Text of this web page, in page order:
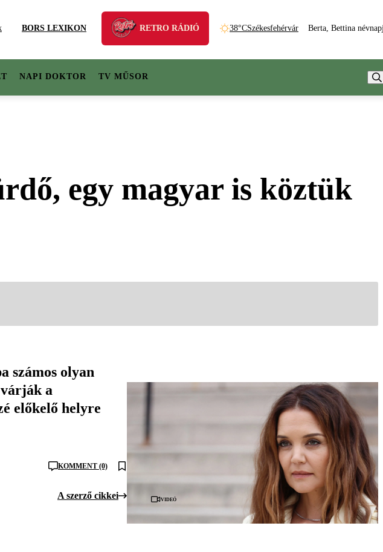
BORS LEXIKON RETRO RÁDIÓ 38°CSzékesfehérvár Berta, Bettina
NAPI DOKTOR TV MŰSOR
egy magyar is köztük
számos olyan
a
előkelő helyre
KOMMENT (0)
A szerző cikkei Videó